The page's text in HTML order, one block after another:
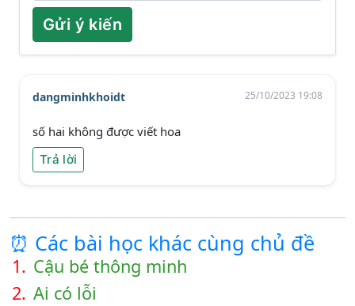
Gửi ý kiến
dangminhkhoidt 25/10/2023 19:08
số hai không được viết hoa
Trả lời
⏰ Các bài học khác cùng chủ đề
1. Cậu bé thông minh
2. Ai có lỗi